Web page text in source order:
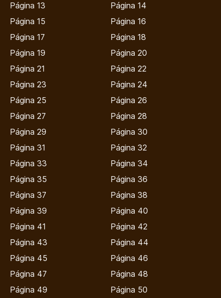
Página 13
Página 14
Página 15
Página 16
Página 17
Página 18
Página 19
Página 20
Página 21
Página 22
Página 23
Página 24
Página 25
Página 26
Página 27
Página 28
Página 29
Página 30
Página 31
Página 32
Página 33
Página 34
Página 35
Página 36
Página 37
Página 38
Página 39
Página 40
Página 41
Página 42
Página 43
Página 44
Página 45
Página 46
Página 47
Página 48
Página 49
Página 50